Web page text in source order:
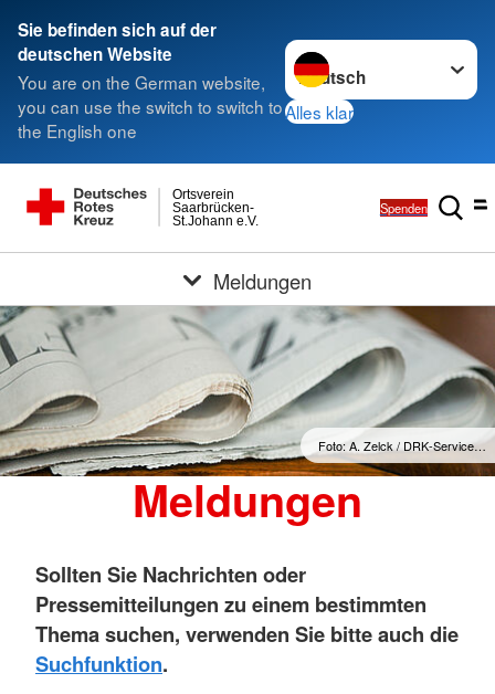
Sie befinden sich auf der
deutschen Website
You are on the German website,
you can use the switch to switch to
the English one
Sprache wechseln zu
Alles klar
St.Johann e.V.
Saarbrücken-
Ortsverein
Spenden
Meldungen
Foto: A. Zelck / DRK-Service…
Meldungen
Sollten Sie Nachrichten oder
Pressemitteilungen zu einem bestimmten
Thema suchen, verwenden Sie bitte auch die
Suchfunktion.